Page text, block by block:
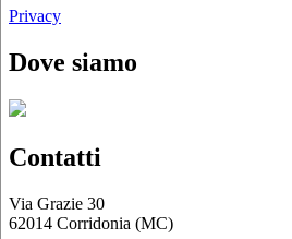
Privacy
Dove siamo
Contatti
Via Grazie 30
62014 Corridonia (MC)